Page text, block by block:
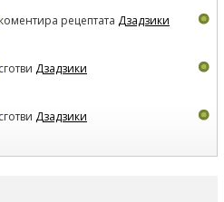
рецептата Дзадзики
Дзадзики
Дзадзики